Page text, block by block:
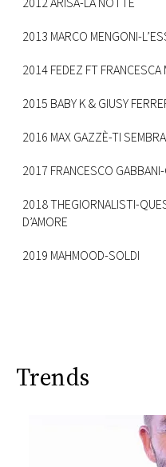
2013 MARCO MENGONI-
2014 FEDEZ FT FRANCESCA
2015 BABY K & GIUSY
2016 MAX GAZZÈ-TI
2017 FRANCESCO
2018 THEGIORNALISTI-
D’AMORE
2019 MAHMOOD-SOLDI
Trends